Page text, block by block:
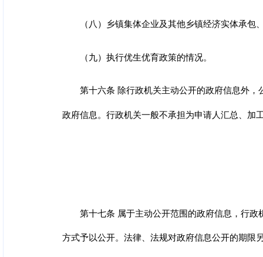
（八）乡镇集体企业及其他乡镇经济实体承包
（九）执行优生优育政策的情况。
第十六条 除行政机关主动公开的政府信息外
政府信息。 行政机关一般不承担为申请人汇总、加
第十七条 属于主动公开范围的政府信息，行
方式予以公开。法律、法规对政府信息公开的期限